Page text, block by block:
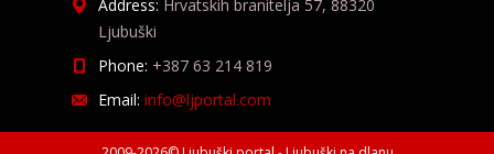
Address: Hrvatskih branitelja 57, 88320
Ljubuški
Phone: +387 63 214 819
Email: info@ljportal.com